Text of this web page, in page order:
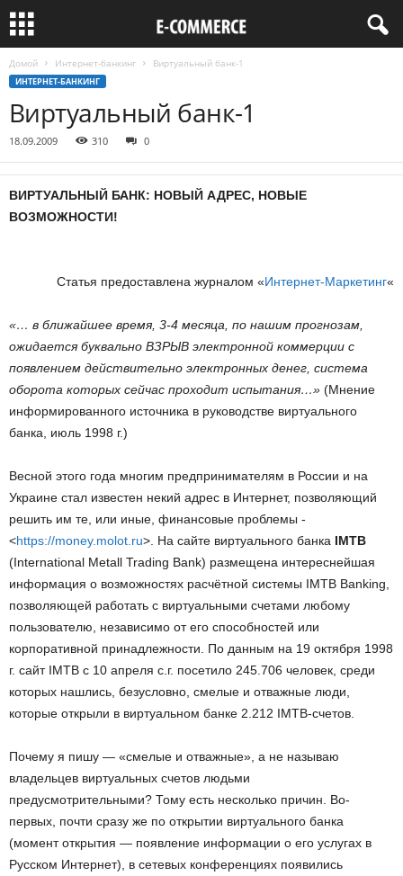
Домой Интернет-банкинг Виртуальный банк-1
ИНТЕРНЕТ-БАНКИНГ
Виртуальный банк-1
18.09.2009 310 0
ВИРТУАЛЬНЫЙ БАНК: НОВЫЙ АДРЕС, НОВЫЕ
ВОЗМОЖНОСТИ!
Статья предоставлена журналом «Интернет-Маркетинг«
«… в ближайшее время, 3-4 месяца, по нашим прогнозам,
ожидается буквально ВЗРЫВ электронной коммерции с
появлением действительно электронных денег, система
оборота которых сейчас проходит испытания…» (Мнение
информированного источника в руководстве виртуального
банка, июль 1998 г.)
Весной этого года многим предпринимателям в России и на
Украине стал известен некий адрес в Интернет, позволяющий
решить им те, или иные, финансовые проблемы -
<https://money.molot.ru>. На сайте виртуального банка IMTB
(International Metall Trading Bank) размещена интереснейшая
информация о возможностях расчётной системы IMTB Banking,
позволяющей работать с виртуальными счетами любому
пользователю, независимо от его способностей или
корпоративной принадлежности. По данным на 19 октября 1998
г. сайт IMTB c 10 апреля с.г. посетило 245.706 человек, среди
которых нашлись, безусловно, смелые и отважные люди,
которые открыли в виртуальном банке 2.212 IMTB-cчетов.
Почему я пишу — «смелые и отважные», а не называю
владельцев виртуальных счетов людьми
предусмотрительными? Тому есть несколько причин. Во-
первых, почти сразу же по открытии виртуального банка
(момент открытия — появление информации о его услугах в
Русском Интернет), в сетевых конференциях появились